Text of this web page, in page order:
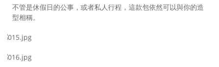
不管是休假日的公事，或者私人行程，這款包依然可以與你的造
型相稱。